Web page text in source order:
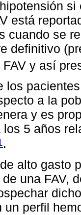
está
cuando se
definitivo
y así
los
a la
y es
los 5 años
.
alto gasto
una FAV,
un perfil